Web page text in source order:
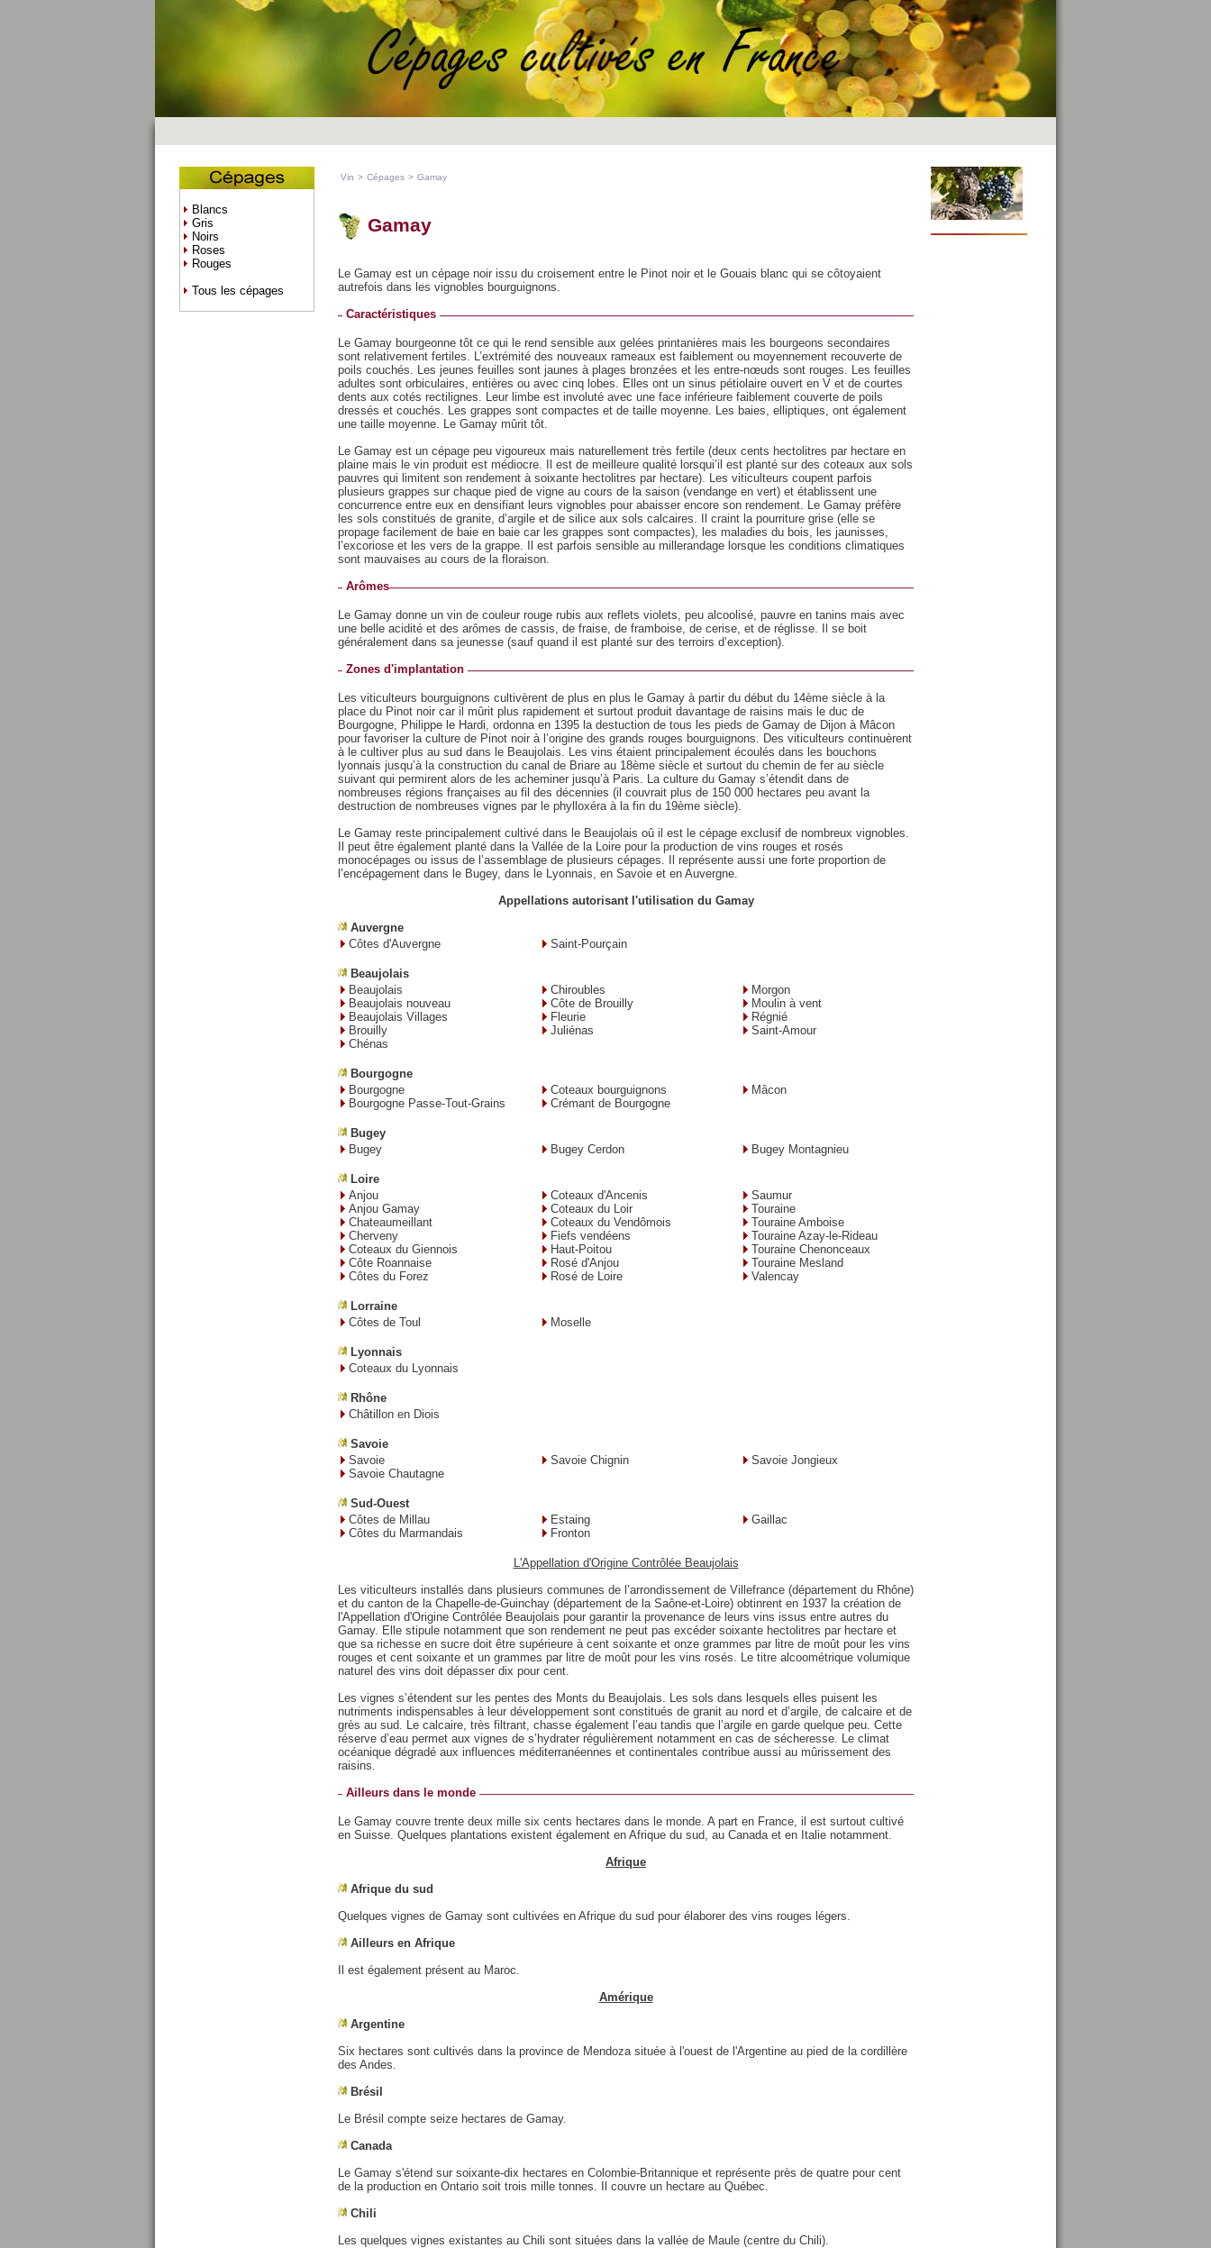
Blancs
Gris
Noirs
Roses
Rouges
Tous les cépages
Vin > Cépages > Gamay
Gamay
Le Gamay est un cépage noir issu du croisement entre le Pinot noir et le Gouais blanc qui se côtoyaient
autrefois dans les vignobles bourguignons.
Caractéristiques
Le Gamay bourgeonne tôt ce qui le rend sensible aux gelées printanières mais les bourgeons secondaires
sont relativement fertiles. L’extrémité des nouveaux rameaux est faiblement ou moyennement recouverte de
poils couchés. Les jeunes feuilles sont jaunes à plages bronzées et les entre-nœuds sont rouges. Les feuilles
adultes sont orbiculaires, entières ou avec cinq lobes. Elles ont un sinus pétiolaire ouvert en V et de courtes
dents aux cotés rectilignes. Leur limbe est involuté avec une face inférieure faiblement couverte de poils
dressés et couchés. Les grappes sont compactes et de taille moyenne. Les baies, elliptiques, ont également
une taille moyenne. Le Gamay mûrit tôt.
Le Gamay est un cépage peu vigoureux mais naturellement très fertile (deux cents hectolitres par hectare en
plaine mais le vin produit est médiocre. Il est de meilleure qualité lorsqui’il est planté sur des coteaux aux sols
pauvres qui limitent son rendement à soixante hectolitres par hectare). Les viticulteurs coupent parfois
plusieurs grappes sur chaque pied de vigne au cours de la saison (vendange en vert) et établissent une
concurrence entre eux en densifiant leurs vignobles pour abaisser encore son rendement. Le Gamay préfère
les sols constitués de granite, d’argile et de silice aux sols calcaires. Il craint la pourriture grise (elle se
propage facilement de baie en baie car les grappes sont compactes), les maladies du bois, les jaunisses,
l’excoriose et les vers de la grappe. Il est parfois sensible au millerandage lorsque les conditions climatiques
sont mauvaises au cours de la floraison.
Arômes
Le Gamay donne un vin de couleur rouge rubis aux reflets violets, peu alcoolisé, pauvre en tanins mais avec
une belle acidité et des arômes de cassis, de fraise, de framboise, de cerise, et de réglisse. Il se boit
généralement dans sa jeunesse (sauf quand il est planté sur des terroirs d’exception).
Zones d'implantation
Les viticulteurs bourguignons cultivèrent de plus en plus le Gamay à partir du début du 14ème siècle à la
place du Pinot noir car il mûrit plus rapidement et surtout produit davantage de raisins mais le duc de
Bourgogne, Philippe le Hardi, ordonna en 1395 la destuction de tous les pieds de Gamay de Dijon à Mâcon
pour favoriser la culture de Pinot noir à l’origine des grands rouges bourguignons. Des viticulteurs continuèrent
à le cultiver plus au sud dans le Beaujolais. Les vins étaient principalement écoulés dans les bouchons
lyonnais jusqu’à la construction du canal de Briare au 18ème siècle et surtout du chemin de fer au siècle
suivant qui permirent alors de les acheminer jusqu’à Paris. La culture du Gamay s’étendit dans de
nombreuses régions françaises au fil des décennies (il couvrait plus de 150 000 hectares peu avant la
destruction de nombreuses vignes par le phylloxéra à la fin du 19ème siècle).
Le Gamay reste principalement cultivé dans le Beaujolais oû il est le cépage exclusif de nombreux vignobles.
Il peut être également planté dans la Vallée de la Loire pour la production de vins rouges et rosés
monocépages ou issus de l’assemblage de plusieurs cépages. Il représente aussi une forte proportion de
l’encépagement dans le Bugey, dans le Lyonnais, en Savoie et en Auvergne.
Appellations autorisant l'utilisation du Gamay
Auvergne
Côtes d'Auvergne
Saint-Pourçain
Beaujolais
Beaujolais
Beaujolais nouveau
Beaujolais Villages
Brouilly
Chénas
Chiroubles
Côte de Brouilly
Fleurie
Juliénas
Morgon
Moulin à vent
Régnié
Saint-Amour
Bourgogne
Bourgogne
Bourgogne Passe-Tout-Grains
Coteaux bourguignons
Crémant de Bourgogne
Mâcon
Bugey
Bugey
Bugey Cerdon Bugey Montagnieu
Loire
Anjou
Anjou Gamay
Chateaumeillant
Cherveny
Coteaux du Giennois
Côte Roannaise
Côtes du Forez
Coteaux d'Ancenis
Coteaux du Loir
Coteaux du Vendômois
Fiefs vendéens
Haut-Poitou
Rosé d'Anjou
Rosé de Loire
Saumur
Touraine
Touraine Amboise
Touraine Azay-le-Rideau
Touraine Chenonceaux
Touraine Mesland
Valencay
Lorraine
Côtes de Toul
Moselle
Lyonnais
Coteaux du Lyonnais
Rhône
Châtillon en Diois
Savoie
Savoie
Savoie Chautagne
Savoie Chignin Savoie Jongieux
Sud-Ouest
Côtes de Millau
Côtes du Marmandais
Estaing
Fronton
Gaillac
L'Appellation d'Origine Contrôlée Beaujolais
Les viticulteurs installés dans plusieurs communes de l’arrondissement de Villefrance (département du Rhône)
et du canton de la Chapelle-de-Guinchay (département de la Saône-et-Loire) obtinrent en 1937 la création de
l'Appellation d'Origine Contrôlée Beaujolais pour garantir la provenance de leurs vins issus entre autres du
Gamay. Elle stipule notamment que son rendement ne peut pas excéder soixante hectolitres par hectare et
que sa richesse en sucre doit être supérieure à cent soixante et onze grammes par litre de moût pour les vins
rouges et cent soixante et un grammes par litre de moût pour les vins rosés. Le titre alcoométrique volumique
naturel des vins doit dépasser dix pour cent.
Les vignes s’étendent sur les pentes des Monts du Beaujolais. Les sols dans lesquels elles puisent les
nutriments indispensables à leur développement sont constitués de granit au nord et d’argile, de calcaire et de
grès au sud. Le calcaire, très filtrant, chasse également l’eau tandis que l’argile en garde quelque peu. Cette
réserve d’eau permet aux vignes de s’hydrater régulièrement notamment en cas de sécheresse. Le climat
océanique dégradé aux influences méditerranéennes et continentales contribue aussi au mûrissement des
raisins.
Ailleurs dans le monde
Le Gamay couvre trente deux mille six cents hectares dans le monde. A part en France, il est surtout cultivé
en Suisse. Quelques plantations existent également en Afrique du sud, au Canada et en Italie notamment.
Afrique
Afrique du sud
Quelques vignes de Gamay sont cultivées en Afrique du sud pour élaborer des vins rouges légers.
Ailleurs en Afrique
Il est également présent au Maroc.
Amérique
Argentine
Six hectares sont cultivés dans la province de Mendoza située à l'ouest de l'Argentine au pied de la cordillère
des Andes.
Brésil
Le Brésil compte seize hectares de Gamay.
Canada
Le Gamay s'étend sur soixante-dix hectares en Colombie-Britannique et représente près de quatre pour cent
de la production en Ontario soit trois mille tonnes. Il couvre un hectare au Québec.
Chili
Les quelques vignes existantes au Chili sont situées dans la vallée de Maule (centre du Chili).